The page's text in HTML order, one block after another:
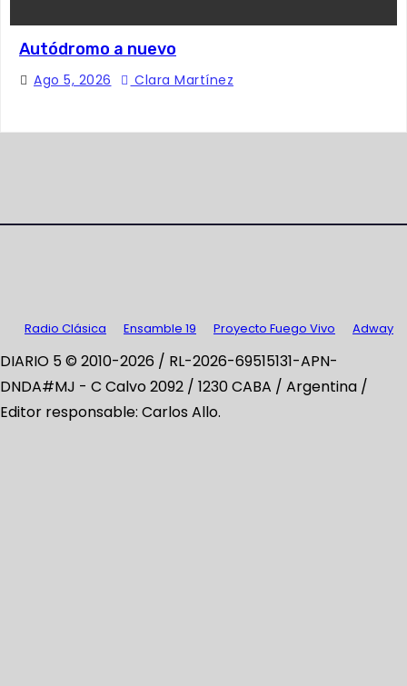
Autódromo a nuevo
Ago 5, 2026 Clara Martínez
Radio Clásica Ensamble 19 Proyecto Fuego Vivo Adway
DIARIO 5 © 2010-2026 / RL-2026-69515131-APN-
DNDA#MJ - C Calvo 2092 / 1230 CABA / Argentina /
Editor responsable: Carlos Allo.